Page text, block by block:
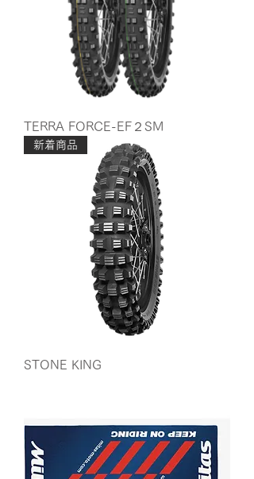
TERRA FORCE-EF２SM
新着商品
STONE KING